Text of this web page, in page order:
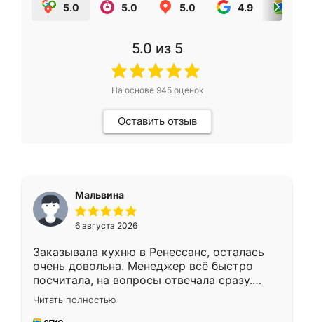
5.0 5.0 5.0 4.9
5.0 из 5
На основе 945оценок
Оставить отзыв
Мальвина
6 августа 2026
Заказывала кухню в Ренессанс, осталась
очень довольна. Менеджер всё быстро
посчитала, на вопросы отвечала сразу.
Замерщик приехал в субботу, подошёл к
делу со всей ответственностью. Собрали
Читать полностью